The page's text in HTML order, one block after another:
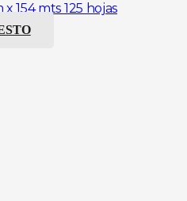
x 154 mts 125 hojas